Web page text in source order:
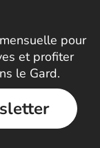
pour
et profiter
le Gard.